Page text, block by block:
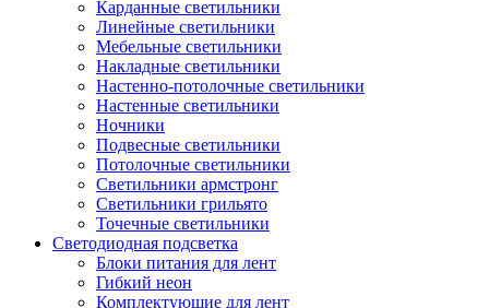
Карданные светильники
Линейные светильники
Мебельные светильники
Накладные светильники
Настенно-потолочные светильники
Настенные светильники
Ночники
Подвесные светильники
Потолочные светильники
Светильники армстронг
Светильники грильято
Точечные светильники
Светодиодная подсветка
Блоки питания для лент
Гибкий неон
Комплектующие для лент